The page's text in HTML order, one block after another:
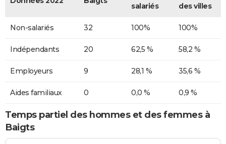
salariés des villes
Non-salariés 32 100% 100%
Indépendants 20 62,5 % 58,2 %
Employeurs 9 28,1 % 35,6 %
Aides familiaux 0 0,0 % 0,9 %
Temps partiel des hommes et des femmes à
Baigts